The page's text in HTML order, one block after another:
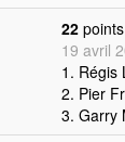
22 points
19 avril
1. Régis
2. Pier
3. Garry